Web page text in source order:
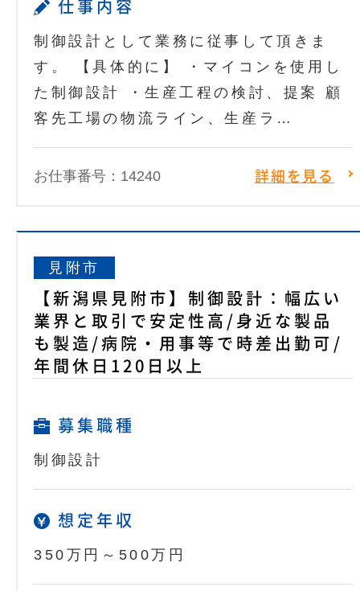
仕事内容
制御設計として業務に従事して頂きま
す。 【具体的に】 ・マイコンを使用し
た制御設計 ・生産工程の検討、提案 顧
客先工場の物流ライン、生産ラ…
お仕事番号：14240 詳細を見る
見附市
【新潟県見附市】制御設計：幅広い
業界と取引で安定性高/身近な製品
も製造/病院・用事等で時差出勤可/
年間休日120日以上
募集職種
制御設計
想定年収
350万円～500万円